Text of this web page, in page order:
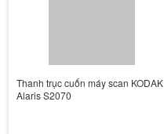
Thanh trục cuốn máy scan KODAK
Alaris S2070